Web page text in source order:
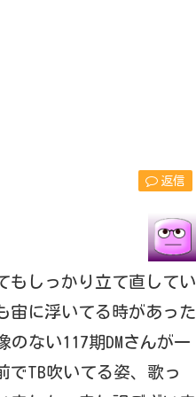
返信
もしっかり立て直してい
宙に浮いてる時があった
ない117期DMさんが一
TB吹いてる姿、歌っ